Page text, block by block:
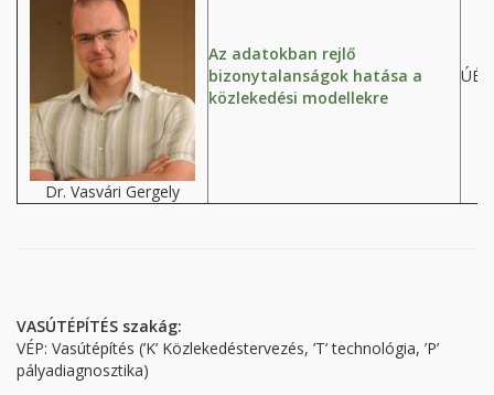
Dr. Vasvári Gergely
Az adatokban rejlő
bizonytalanságok hatása a
közlekedési modellekre
VASÚTÉPÍTÉS szakág:
VÉP: Vasútépítés (’K’ Közlekedéstervezés, ’T’ technológia, ’P’
pályadiagnosztika)